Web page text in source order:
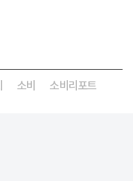
소비
소비리포트